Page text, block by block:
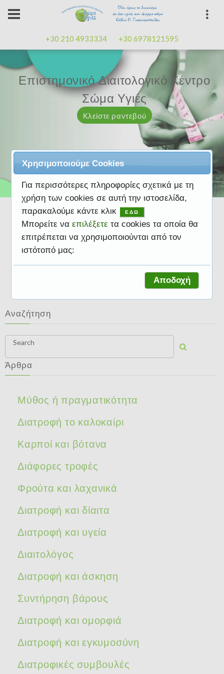
+30 210 4933334 +30 6978121595
Επαγγελματισμός, εμπειρίακαλή
διάθεση
Κλείστε ραντεβού
Επιστημονικό Διαιτολογικό Κέντρο
Σώμα Υγιές
Κλείστε ραντεβού
Μαζί μας μπορείτε
Κλείστε ραντεβού
Επαγγελματισμός, εμπειρίακαλή
διάθεση
Κλείστε ραντεβού
Επιστημονικό Διαιτολογικό Κέντρο
Σώμα Υγιές
Κλείστε ραντεβού
Διατροφικές συμβουλές
Αναζήτηση
Search
Άρθρα
Μύθος ή πραγματικότητα
Διατροφή το καλοκαίρι
Καρποί και βότανα
Διάφορες τροφές
Φρούτα και λαχανικά
Διατροφή και δίαιτα
Διατροφή και υγεία
Διαιτολόγος
Διατροφή και άσκηση
Συντήρηση βάρους
Διατροφή και ομορφιά
Διατροφή και εγκυμοσύνη
Διατροφικές συμβουλές
Χρησιμοποιούμε Cookies
Για περισσότερες πληροφορίες σχετικά με τη
χρήση των cookies σε αυτή την ιστοσελίδα,
παρακαλούμε κάντε κλικ
ΕΔΩ
Μπορείτε να επιλέξετε τα cookies τα οποία θα
επιτρέπεται να χρησιμοποιούνται από τον
ιστότοπό μας:
Αποδοχή